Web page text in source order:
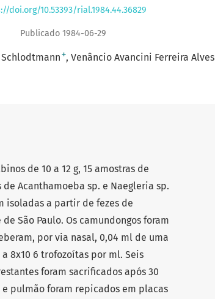
doi.org/10.53393/rial.1984.44.36829
Publicado 1984-06-29
+ Venâncio Avancini Ferreira Alves
de 10 a 12 g, 15 amostras de
Acanthamoeba sp. e Naegleria sp.
isoladas a partir de fezes de
São Paulo. Os camundongos foram
por via nasal, 0,04 ml de uma
8x10 6 trofozoítas por ml. Seis
foram sacrificados após 30
pulmão foram repicados em placas